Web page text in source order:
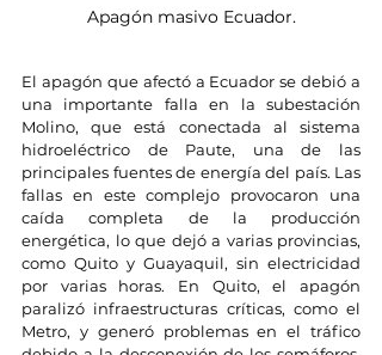
Apagón masivo Ecuador.
El apagón que afectó a Ecuador se debió a
una importante falla en la subestación
Molino, que está conectada al sistema
hidroeléctrico de Paute, una de las
principales fuentes de energía del país. Las
fallas en este complejo provocaron una
caída completa de la producción
energética, lo que dejó a varias provincias,
como Quito y Guayaquil, sin electricidad
por varias horas. En Quito, el apagón
paralizó infraestructuras críticas, como el
Metro, y generó problemas en el tráfico